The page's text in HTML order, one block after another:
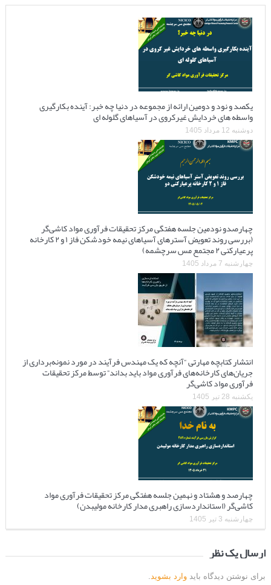
یکصد و نود و دومین ارائه از مجموعه در دنیا چه خبر: آینده بکارگیری
واسطه های خردایش غیرکروی در آسیاهای گلوله ای
دوشنبه 12 مرداد 1405
چهارصدو نودمین جلسه هفتگی مرکز تحقیقات فرآوری مواد کاشی‌گر
(بررسی روند تعویض آسترهای آسیاهای نیمه خودشکن فاز ۱ و ۲ کارخانه
پرعیارکنی ۲ مجتمع مس سرچشمه)
چهارشنبه 7 مرداد 1405
انتشار کتابچه مهارتی “آنچه که یک مهندس فرآیند در مورد نمونه‌برداری از
جریان‌های کارخانه‌های فرآوری مواد باید بداند” توسط مرکز تحقیقات
فرآوری مواد کاشی‌گر
یکشنبه 28 تیر 1405
چهارصد و هشتاد و نهمین جلسه هفتگی مرکز تحقیقات فرآوری مواد
کاشی‌گر (استانداردسازی راهبری مدار کارخانه مولیبدن)
چهارشنبه 3 تیر 1405
ارسال یک نظر
برای نوشتن دیدگاه باید وارد بشوید